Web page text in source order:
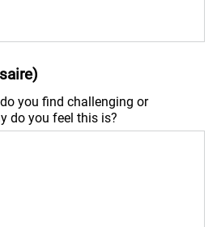
you find challenging or
do you feel this is?